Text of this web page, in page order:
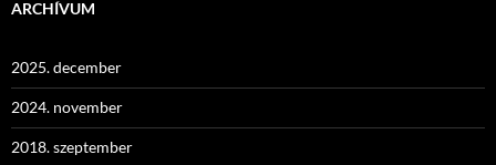
ARCHÍVUM
2025. december
2024. november
2018. szeptember